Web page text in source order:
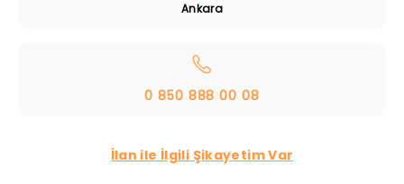
Ankara
0 850 888 00 08
İlan ile İlgili Şikayetim Var